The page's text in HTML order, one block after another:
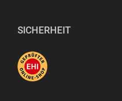
SICHERHEIT